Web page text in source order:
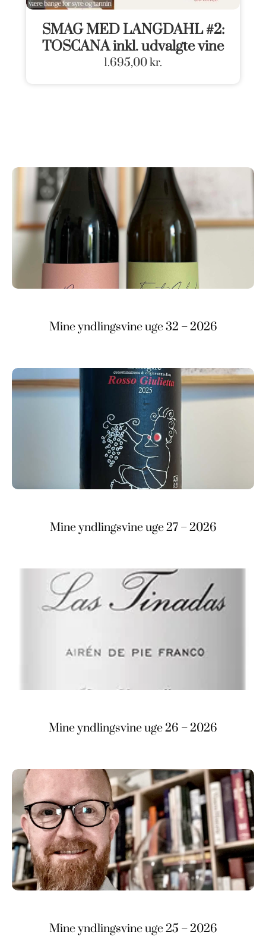
SMAG MED LANGDAHL #2:
TOSCANA inkl. udvalgte vine
1.695,00kr.
Mine yndlingsvine uge 32 – 2026
Mine yndlingsvine uge 27 – 2026
Mine yndlingsvine uge 26 – 2026
Mine yndlingsvine uge 25 – 2026